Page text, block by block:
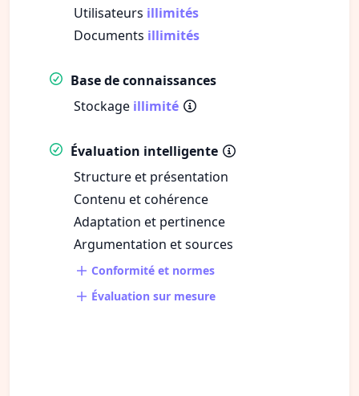
Utilisateurs illimités
Documents illimités
Base de connaissances
Stockage illimité
Évaluation intelligente
Structure et présentation
Contenu et cohérence
Adaptation et pertinence
Argumentation et sources
Conformité et normes
Évaluation sur mesure